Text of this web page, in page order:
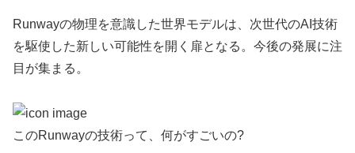
Runwayの物理を意識した世界モデルは、次世代のAI技術
を駆使した新しい可能性を開く扉となる。今後の発展に注
目が集まる。
このRunwayの技術って、何がすごいの?